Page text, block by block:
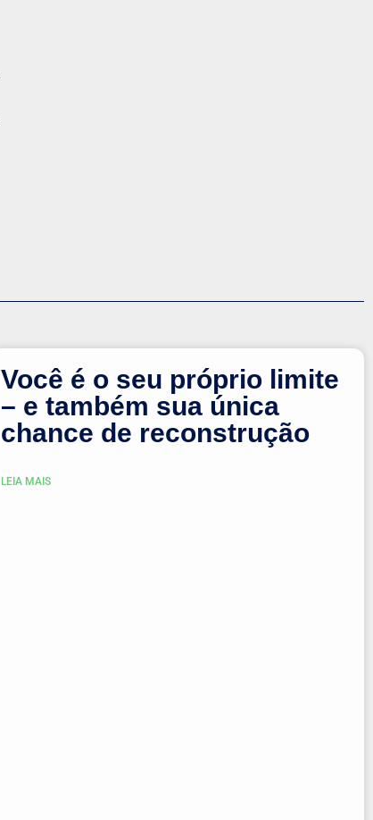
Você é o seu próprio limite
– e também sua única
chance de reconstrução
LEIA MAIS